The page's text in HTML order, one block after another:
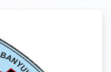
ke LMS